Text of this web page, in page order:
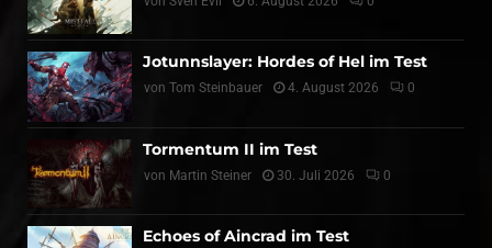
Jotunnslayer: Hordes of Hel im Test
von Tom Steinbauer 4. August 2026 0
Tormentum II im Test
von Martin Steiner 30. Juli 2026 0
Echoes of Aincrad im Test